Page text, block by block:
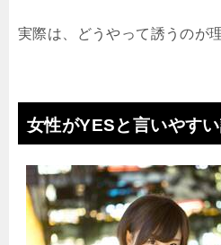
実際は、どうやって誘うのが
女性がYESと言いやす